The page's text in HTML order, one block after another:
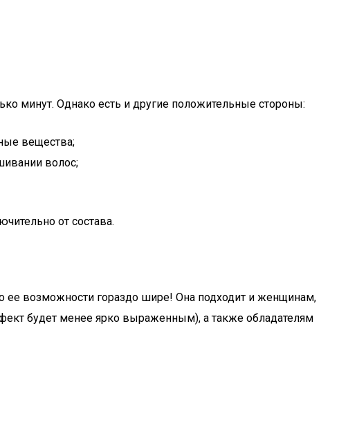
минут. Однако есть и другие положительные стороны:
вещества;
волос;
от состава.
ее возможности гораздо шире! Она подходит и женщинам,
будет менее ярко выраженным), а также обладателям